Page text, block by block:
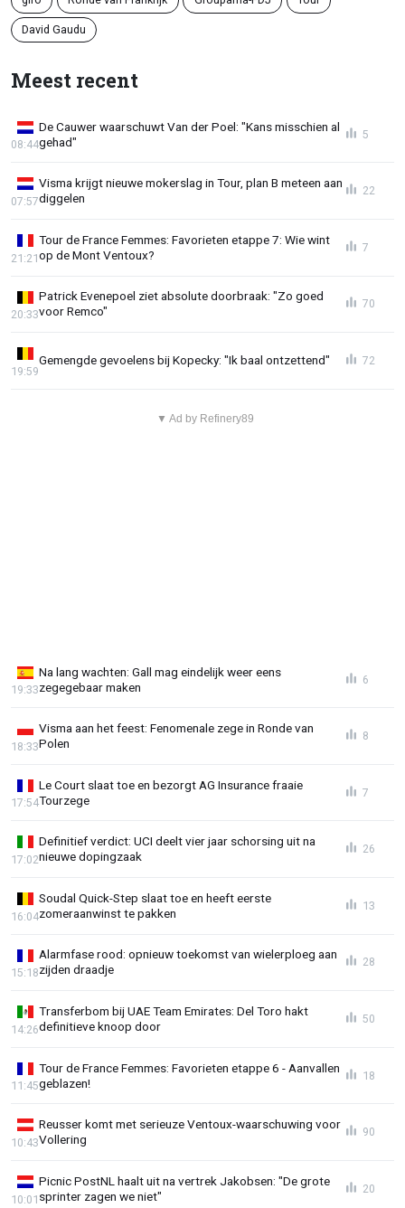
David Gaudu
Meest recent
De Cauwer waarschuwt Van der Poel: "Kans misschien al
gehad"
08:44
5
Visma krijgt nieuwe mokerslag in Tour, plan B meteen aan
diggelen
07:57
22
Tour de France Femmes: Favorieten etappe 7: Wie wint
op de Mont Ventoux?
21:21
7
Patrick Evenepoel ziet absolute doorbraak: "Zo goed
voor Remco"
20:33
70
Gemengde gevoelens bij Kopecky: "Ik baal ontzettend"
19:59
72
▼ Ad by Refinery89
Na lang wachten: Gall mag eindelijk weer eens
zegegebaar maken
19:33
6
Visma aan het feest: Fenomenale zege in Ronde van
Polen
18:33
8
Le Court slaat toe en bezorgt AG Insurance fraaie
Tourzege
17:54
7
Definitief verdict: UCI deelt vier jaar schorsing uit na
nieuwe dopingzaak
17:02
26
Soudal Quick-Step slaat toe en heeft eerste
zomeraanwinst te pakken
16:04
13
Alarmfase rood: opnieuw toekomst van wielerploeg aan
zijden draadje
15:18
28
Transferbom bij UAE Team Emirates: Del Toro hakt
definitieve knoop door
14:26
50
Tour de France Femmes: Favorieten etappe 6 - Aanvallen
geblazen!
11:45
18
Reusser komt met serieuze Ventoux-waarschuwing voor
Vollering
10:43
90
Picnic PostNL haalt uit na vertrek Jakobsen: "De grote
sprinter zagen we niet"
10:01
20